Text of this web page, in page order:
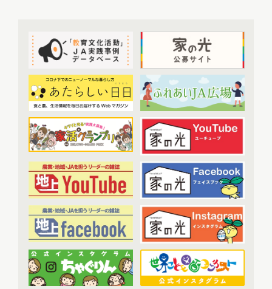
2022年10月配信 (7)
2022年11月配信(6)
2023年配信(72)
2023年1月配信(6)
2023年2月配信(7)
2023年3月配信(6)
2023年4月配信(6)
2023年5月配信
(6)
2023年6月配信(5)
2023年7月配信(6)
2023年8月配信 (6)
2023年10月配信(6)
2023年11月配信(6)
トップ対談(50)
ＪＡ実践事例紹介 (37)
教育文化プランナー (19)
協同の歴史の瞬間(52)
農業・食料ほんとうの話(52)
わたしと協同組合(3)
開催報告(38)
あなたの声をお寄せください (1)
その他(1)
アーカイブ(7)
現代に語り継ぐ賀川豊彦とハル (6)
トップ対談アーカイブ(1)